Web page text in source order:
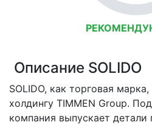
Описание SOLIDO
SOLIDO, как торговая
холдингу TIMMEN Group.
компания выпускает детали